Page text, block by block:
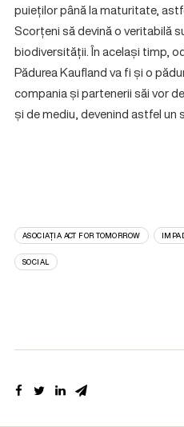
puieților până la maturitate,
Scorțeni să devină o veritabilă
biodiversității. În același timp,
Pădurea Kaufland va fi și o
compania și partenerii săi vor
și de mediu, devenind astfel
ASOCIAȚIA ACT FOR TOMORROW
SOCIAL